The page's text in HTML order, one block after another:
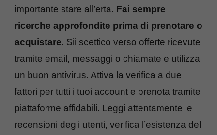
importante stare all’erta. Fai sempre
ricerche approfondite prima di prenotare o
acquistare. Sii scettico verso offerte ricevute
tramite email, messaggi o chiamate e utilizza
un buon antivirus. Attiva la verifica a due
fattori per tutti i tuoi account e prenota tramite
piattaforme affidabili. Leggi attentamente le
recensioni degli utenti, verifica l’esistenza del